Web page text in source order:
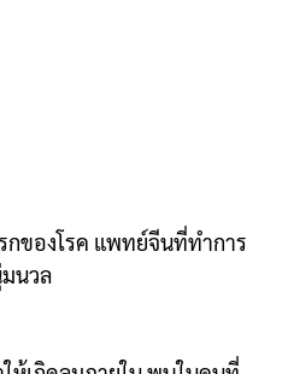
ของโรค แพทย์จีนที่ทำการ
นวล